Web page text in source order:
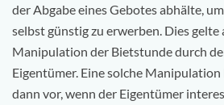
der Abgabe eines Gebotes abhälte,
selbst günstig zu erwerben. Dies gelte
Manipulation der Bietstunde durch
Eigentümer. Eine solche
dann vor, wenn der Eigentümer